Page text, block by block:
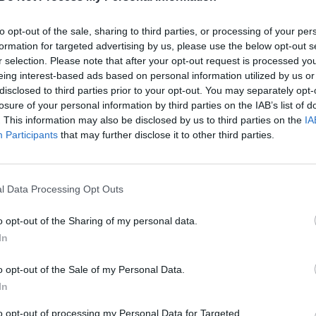
opt-out of the sale, sharing to third parties, or processing of your
for targeted advertising by us, please use the below opt-out
selection. Please note that after your opt-out request is processed
interest-based ads based on personal information utilized by us
to third parties prior to your opt-out. You may separately
of your personal information by third parties on the IAB’s list of
This information may also be disclosed by us to third parties on the
Participants that may further disclose it to other third parties.
Data Processing Opt Outs
opt-out of the Sharing of my personal data.
opt-out of the Sale of my Personal Data.
opt-out of processing my Personal Data for Targeted
šeimos istorijas
Verta pažiūrėti
Žinios | Lietuvos diena
00:00:37
„Lietuvos ryto“
pamatykite tikrąją
istoriją
Verta pažiūrėti
Tikroji Catherine Middleton
filme „Kate: šiuolaikinės
tapsmas"
Laidos | Verta pažiūrėti
„Gaida“ žada
tarp atlikėjų –
vardai
Pažiūrėkite: pažintis su šimtais
sodas"